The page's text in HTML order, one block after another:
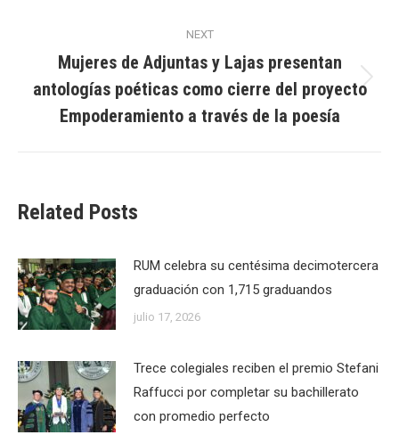
NEXT
Next
post:
Mujeres de Adjuntas y Lajas presentan
antologías poéticas como cierre del proyecto
Empoderamiento a través de la poesía
Related Posts
RUM celebra su centésima decimotercera
graduación con 1,715 graduandos
julio 17, 2026
Trece colegiales reciben el premio Stefani
Raffucci por completar su bachillerato
con promedio perfecto